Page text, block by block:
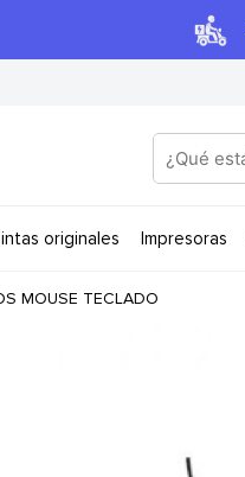
tintas originales impresoras
MOUSE TECLADO